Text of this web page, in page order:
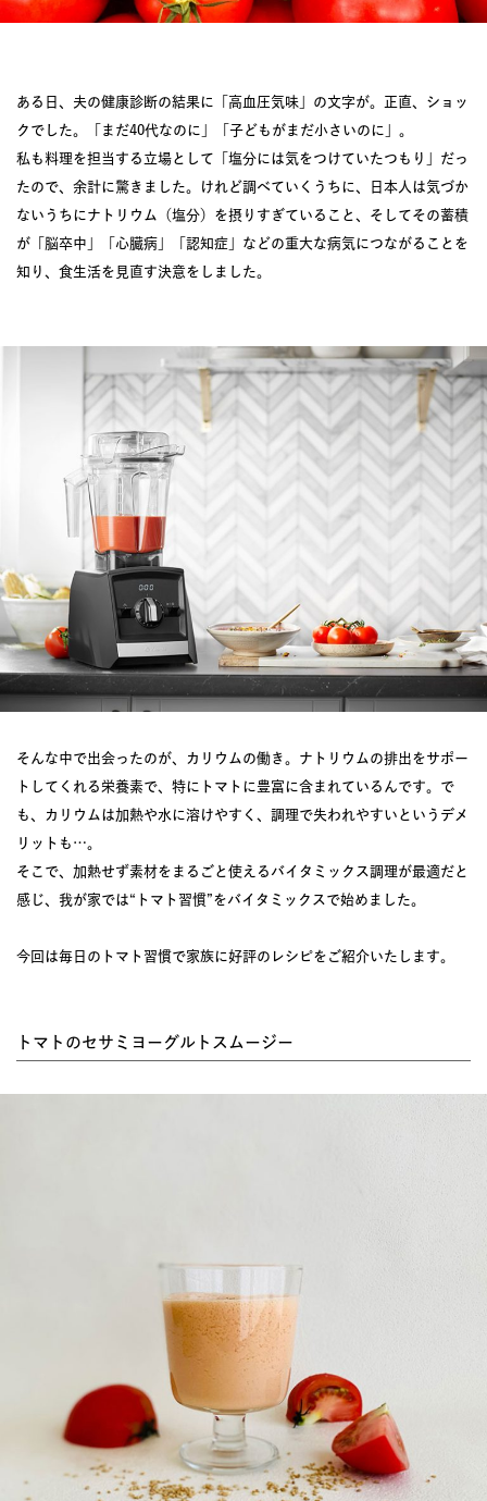
ある日、夫の健康診断の結果に「高血圧気味」の文字が。正直、ショッ
クでした。「まだ40代なのに」「子どもがまだ小さいのに」。
私も料理を担当する立場として「塩分には気をつけていたつもり」だっ
たので、余計に驚きました。けれど調べていくうちに、日本人は気づか
ないうちにナトリウム（塩分）を摂りすぎていること、そしてその蓄積
が「脳卒中」「心臓病」「認知症」などの重大な病気につながることを
知り、食生活を見直す決意をしました。
そんな中で出会ったのが、カリウムの働き。ナトリウムの排出をサポー
トしてくれる栄養素で、特にトマトに豊富に含まれているんです。で
も、カリウムは加熱や水に溶けやすく、調理で失われやすいというデメ
リットも…。
そこで、加熱せず素材をまるごと使えるバイタミックス調理が最適だと
感じ、我が家では“トマト習慣”をバイタミックスで始めました。
今回は毎日のトマト習慣で家族に好評のレシピをご紹介いたします。
トマトのセサミヨーグルトスムージー